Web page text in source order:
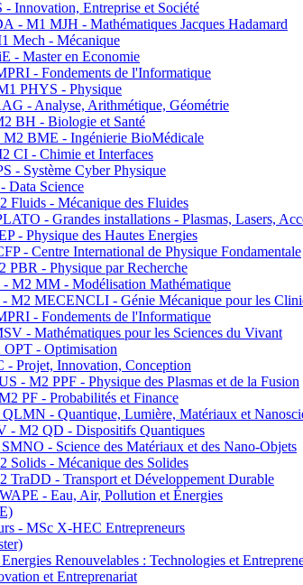
Innovation, Entreprise et Société
- M1 MJH - Mathématiques Jacques Hadamard
Mech - Mécanique
- Master en Economie
- Fondements de l'Informatique
PHYS - Physique
- Analyse, Arithmétique, Géométrie
BH - Biologie et Santé
BME - Ingénierie BioMédicale
CI - Chimie et Interfaces
- Système Cyber Physique
Data Science
- Mécanique des Fluides
- Grandes installations - Plasmas, Lasers,
- Physique des Hautes Energies
- Centre International de Physique Fondamentale
- Physique par Recherche
M2 MM - Modélisation Mathématique
M2 MECENCLI - Génie Mécanique pour les
- Fondements de l'Informatique
- Mathématiques pour les Sciences du Vivant
- Optimisation
Projet, Innovation, Conception
- M2 PPF - Physique des Plasmas et de la Fusion
PF - Probabilités et Finance
- Quantique, Lumière, Matériaux et
M2 QD - Dispositifs Quantiques
- Science des Matériaux et des Nano-Objets
Solids - Mécanique des Solides
- Transport et Développement Durable
- Eau, Air, Pollution et Énergies
- MSc X-HEC Entrepreneurs
Renouvelables : Technologies et
et Entreprenariat